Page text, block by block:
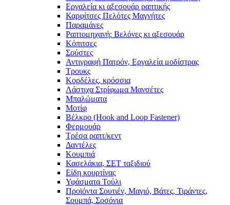
Εργαλεία κι αξεσουάρ ραπτικής
Καρφίτσες Πελότες Μαγνήτες
Παραμάνες
Ραπτομηχανή: Βελόνες κι αξεσουάρ
Κόπιτσες
Σούστες
Αντιγραφή Πατρόν, Εργαλεία μοδίστρας
Τρουκς
Κορδέλες, κρόσσια
Λάστιχα Στρίφωμα Μανσέτες
Μπαλώματα
Mοτίφ
Βέλκρο (Hook and Loop Fastener)
Φερμουάρ
Τρέσα ραπτ/κεντ
Δαντέλες
Κουμπιά
Κασελάκια, ΣΕΤ ταξιδιού
Είδη κουρτίνας
Υφάσματα Τούλι
Προϊόντα Σουτιέν, Μαγιό, Βάτες, Τιράντες,
Σουμπά, Σοσόνια